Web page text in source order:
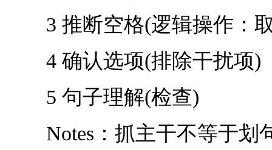
3 推断空格(逻辑操作：
4 确认选项(排除干扰项)
5 句子理解(检查)
Notes：抓主干不等于划